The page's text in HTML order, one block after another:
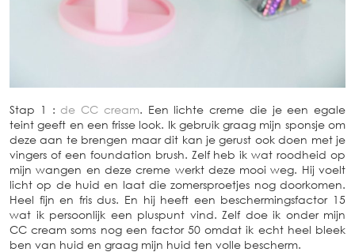
Stap 1 : de CC cream. Een lichte creme die je een egale
teint geeft en een frisse look. Ik gebruik graag mijn sponsje om
deze aan te brengen maar dit kan je gerust ook doen met je
vingers of een foundation brush. Zelf heb ik wat roodheid op
mijn wangen en deze creme werkt deze mooi weg. Hij voelt
licht op de huid en laat die zomersproetjes nog doorkomen.
Heel fijn en fris dus. En hij heeft een beschermingsfactor 15
wat ik persoonlijk een pluspunt vind. Zelf doe ik onder mijn
CC cream soms nog een factor 50 omdat ik echt heel bleek
ben van huid en graag mijn huid ten volle bescherm.